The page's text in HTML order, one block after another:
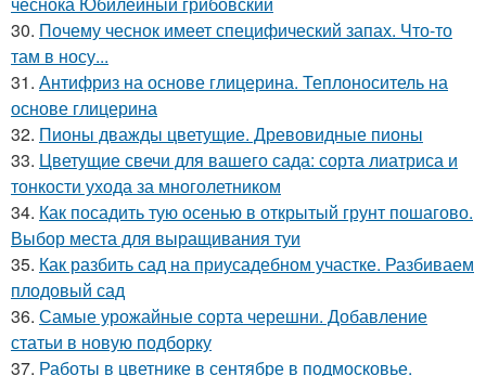
30. Почему чеснок имеет специфический запах. Что-то
там в носу...
31. Антифриз на основе глицерина. Теплоноситель на
основе глицерина
32. Пионы дважды цветущие. Древовидные пионы
33. Цветущие свечи для вашего сада: сорта лиатриса и
тонкости ухода за многолетником
34. Как посадить тую осенью в открытый грунт пошагово.
Выбор места для выращивания туи
35. Как разбить сад на приусадебном участке. Разбиваем
плодовый сад
36. Самые урожайные сорта черешни. Добавление
статьи в новую подборку
37. Работы в цветнике в сентябре в подмосковье.